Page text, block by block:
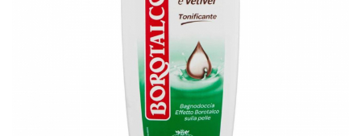
Echipamente de curăţenie
Folie aluminiu,folie alimentara